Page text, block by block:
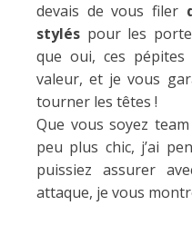
devais de vous filer
stylés pour les
que oui, ces pépites
valeur, et je vous
tourner les têtes !
Que vous soyez
peu plus chic, j’ai
puissiez assurer
attaque, je vous